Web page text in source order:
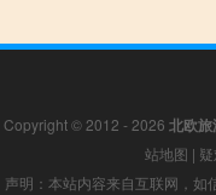
Copyright © 2012 - 2026 北欧旅
站地图 |
声明：本站内容来自互联网，